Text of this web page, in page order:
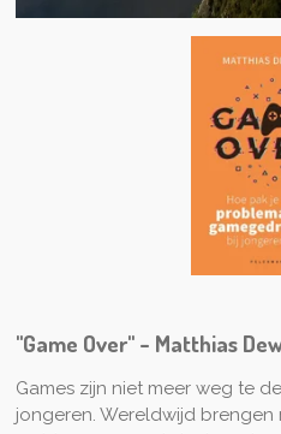
"Game Over" - Matthias
Games zijn niet meer weg te
jongeren. Wereldwijd brengen